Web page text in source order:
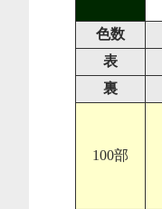
色数
表
裏
100部